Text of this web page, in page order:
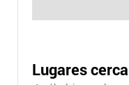
Lugares